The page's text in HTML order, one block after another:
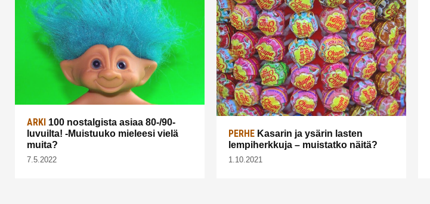
ARKI 100 nostalgista asiaa 80-/90-
luvuilta! -Muistuuko mieleesi vielä
muita?
7.5.2022
PERHE Kasarin ja ysärin lasten
lempiherkkuja – muistatko näitä?
1.10.2021